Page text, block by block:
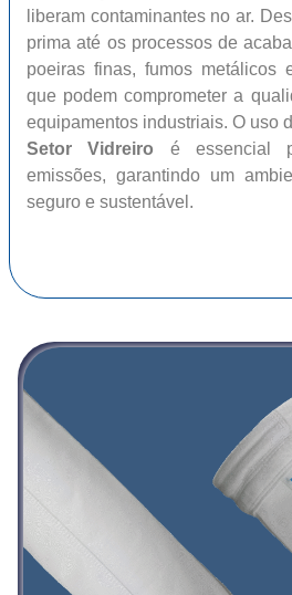
liberam contaminantes no ar.
prima até os processos de
poeiras finas, fumos metálicos
que podem comprometer a
equipamentos industriais. O uso
Setor Vidreiro é essencial
emissões, garantindo um
seguro e sustentável.